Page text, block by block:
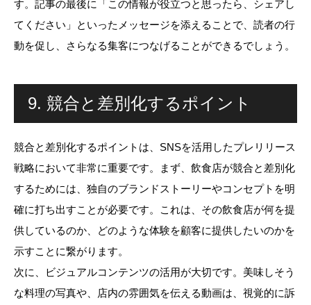
す。記事の最後に「この情報が役立つと思ったら、シェアし
てください」といったメッセージを添えることで、読者の行
動を促し、さらなる集客につなげることができるでしょう。
9. 競合と差別化するポイント
競合と差別化するポイントは、SNSを活用したプレリリース
戦略において非常に重要です。まず、飲食店が競合と差別化
するためには、独自のブランドストーリーやコンセプトを明
確に打ち出すことが必要です。これは、その飲食店が何を提
供しているのか、どのような体験を顧客に提供したいのかを
示すことに繋がります。
次に、ビジュアルコンテンツの活用が大切です。美味しそう
な料理の写真や、店内の雰囲気を伝える動画は、視覚的に訴